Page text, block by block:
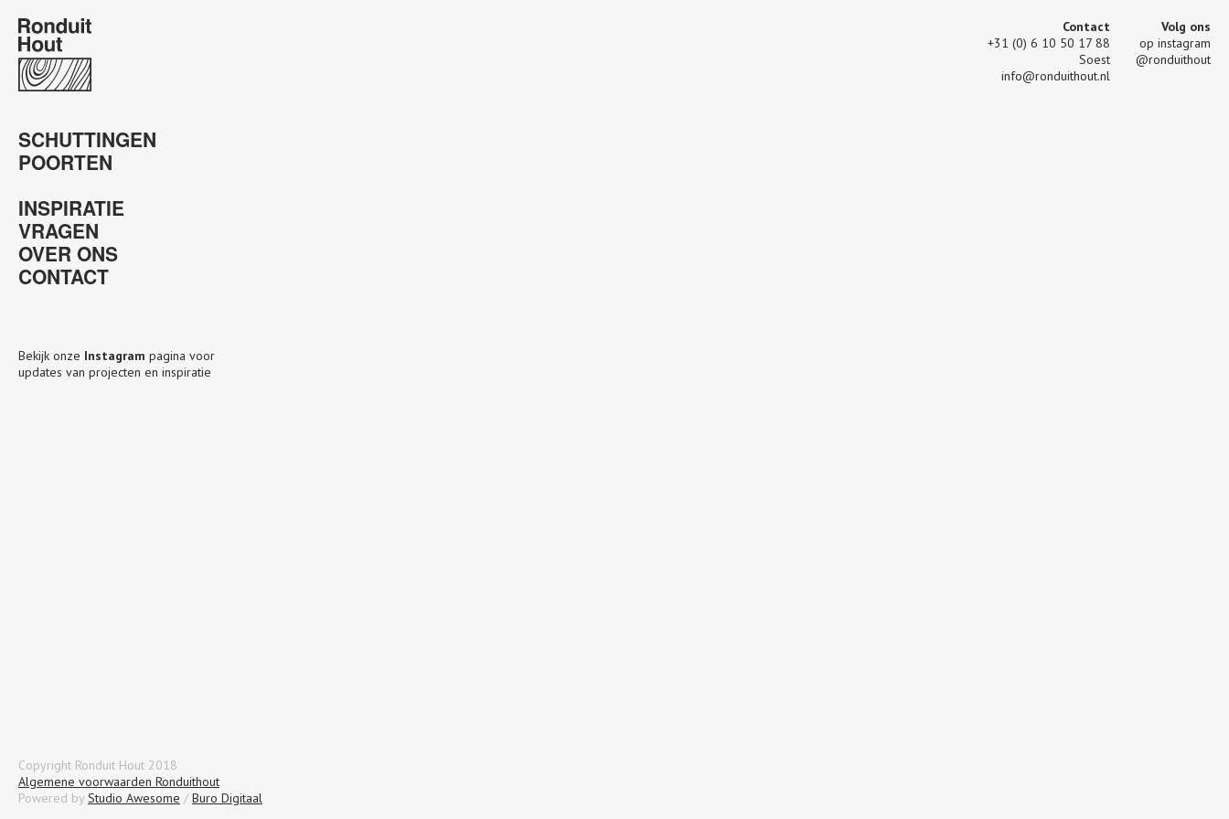
Contact
+31 (0) 6 10 50 17 88
Soest
info@ronduithout.nl
Volg ons
op instagram
@ronduithout
SCHUTTINGEN
POORTEN
INSPIRATIE
VRAGEN
OVER ONS
CONTACT
Bekijk onze Instagram pagina voor
updates van projecten en inspiratie
Copyright Ronduit Hout 2018
Algemene voorwaarden Ronduithout
Powered by Studio Awesome / Buro Digitaal